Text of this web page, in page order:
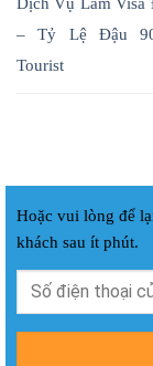
– Tỷ Lệ Đậu
Tourist
Hoặc vui lòng để
khách sau ít phút.